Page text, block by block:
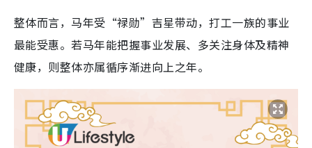
整体而言，马年受“禄勋”吉星带动，打工一族的事业
最能受惠。若马年能把握事业发展、多关注身体及精神
健康，则整体亦属循序渐进向上之年。